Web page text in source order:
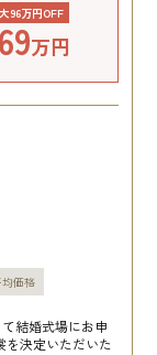
96万円OFF
万円
価格
結婚式場にお申
を決定いただいた